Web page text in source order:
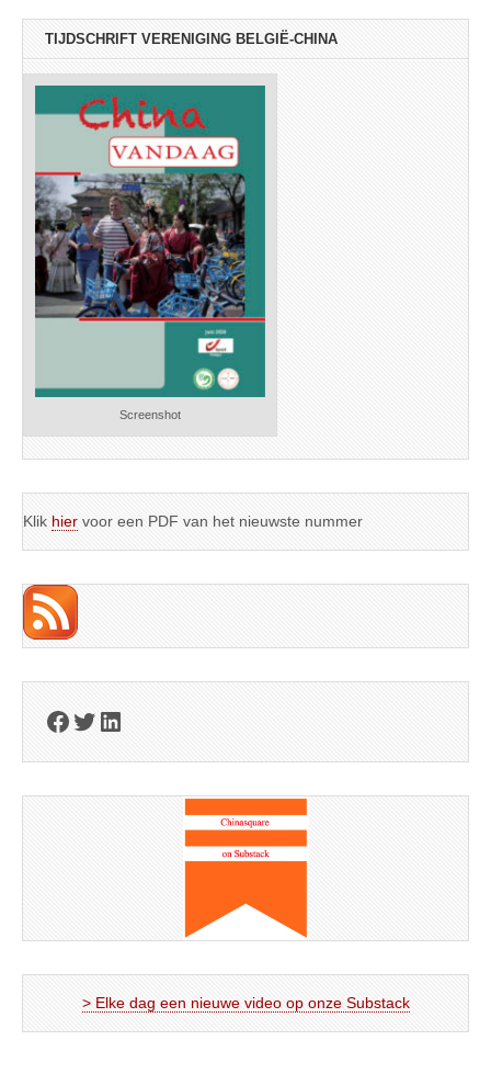
TIJDSCHRIFT VERENIGING BELGIË-CHINA
Screenshot
Klik hier voor een PDF van het nieuwste nummer
Facebook
Twitter
LinkedIn
> Elke dag een nieuwe video op onze Substack